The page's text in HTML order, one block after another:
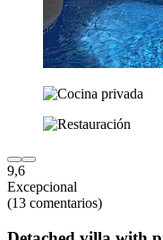
9,6
Excepcional
(13 comentarios)